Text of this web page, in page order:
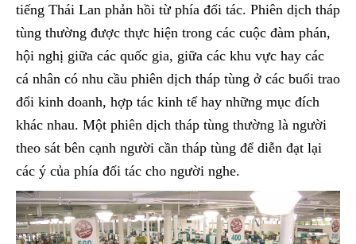
tiếng Thái Lan phản hồi từ phía đối tác. Phiên dịch tháp
tùng thường được thực hiện trong các cuộc đàm phán,
hội nghị giữa các quốc gia, giữa các khu vực hay các
cá nhân có nhu cầu phiên dịch tháp tùng ở các buổi trao
đổi kinh doanh, hợp tác kinh tế hay những mục đích
khác nhau. Một phiên dịch tháp tùng thường là người
theo sát bên cạnh người cần tháp tùng để diễn đạt lại
các ý của phía đối tác cho người nghe.